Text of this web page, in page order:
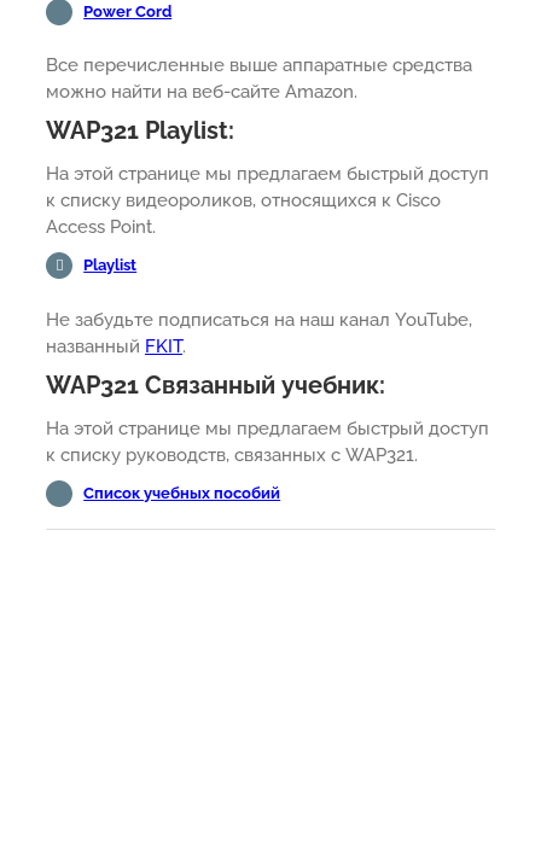
Power Cord
Все перечисленные выше аппаратные средства
можно найти на веб-сайте Amazon.
WAP321 Playlist:
На этой странице мы предлагаем быстрый доступ
к списку видеороликов, относящихся к Cisco
Access Point.
Playlist
Не забудьте подписаться на наш канал YouTube,
названный FKIT.
WAP321 Связанный учебник:
На этой странице мы предлагаем быстрый доступ
к списку руководств, связанных с WAP321.
Список учебных пособий